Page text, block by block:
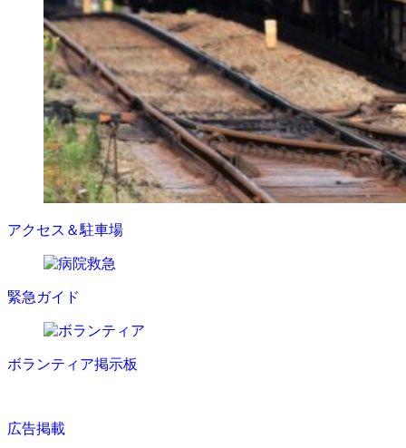
アクセス＆駐車場
緊急ガイド
ボランティア掲示板
広告掲載